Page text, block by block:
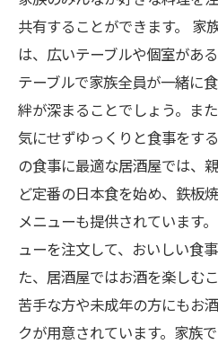
共有することができます。 家
は、広いテーブルや個室があ
テーブルで家族全員が一緒に
絆が深まることでしょう。ま
気にせずゆっくりと食事をす
の食事に最適な居酒屋では、
ど定番の日本食を始め、鉄板
メニューも提供されています
ューを注文して、おいしい食
た、居酒屋ではお酒を楽しむ
苦手な方や未成年の方にもお
クが用意されています。家族